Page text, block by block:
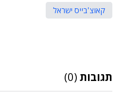
קאוצ'בייס ישראל
תגובות (0)